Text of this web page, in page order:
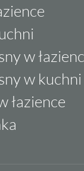
w
w kuchni
łazience